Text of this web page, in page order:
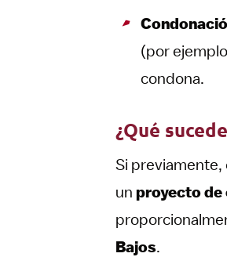
(por
condona.
¿Qué
Si previamente,
un proyecto
Bajos.